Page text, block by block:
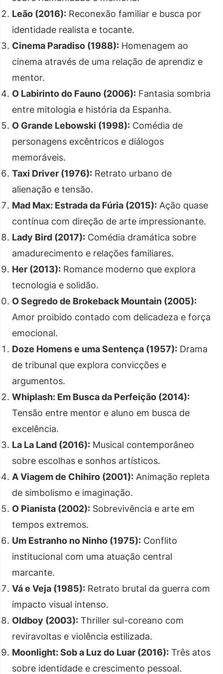
Leão (2016): Reconexão familiar e busca por
identidade realista e tocante.
Cinema Paradiso (1988): Homenagem ao
cinema através de uma relação de aprendiz e
mentor.
O Labirinto do Fauno (2006): Fantasia sombria
entre mitologia e história da Espanha.
O Grande Lebowski (1998): Comédia de
personagens excêntricos e diálogos
memoráveis.
Taxi Driver (1976): Retrato urbano de
alienação e tensão.
Mad Max: Estrada da Fúria (2015): Ação quase
contínua com direção de arte impressionante.
Lady Bird (2017): Comédia dramática sobre
amadurecimento e relações familiares.
Her (2013): Romance moderno que explora
tecnologia e solidão.
O Segredo de Brokeback Mountain (2005):
Amor proibido contado com delicadeza e força
emocional.
Doze Homens e uma Sentença (1957): Drama
de tribunal que explora convicções e
argumentos.
Whiplash: Em Busca da Perfeição (2014):
Tensão entre mentor e aluno em busca de
excelência.
La La Land (2016): Musical contemporâneo
sobre escolhas e sonhos artísticos.
A Viagem de Chihiro (2001): Animação repleta
de simbolismo e imaginação.
O Pianista (2002): Sobrevivência e arte em
tempos extremos.
Um Estranho no Ninho (1975): Conflito
institucional com uma atuação central
marcante.
Vá e Veja (1985): Retrato brutal da guerra com
impacto visual intenso.
Oldboy (2003): Thriller sul-coreano com
reviravoltas e violência estilizada.
Moonlight: Sob a Luz do Luar (2016): Três atos
sobre identidade e crescimento pessoal.